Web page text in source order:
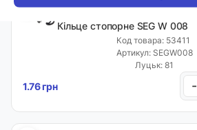
ВНУТРІШНІ
Кільце стопорне SEG W 008
Код товара: 53411
Артикул: SEGW008
Луцьк: 81
1.76 грн -